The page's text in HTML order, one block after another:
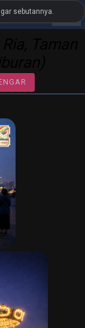
Kata Visual Bahasa
sebutannya.